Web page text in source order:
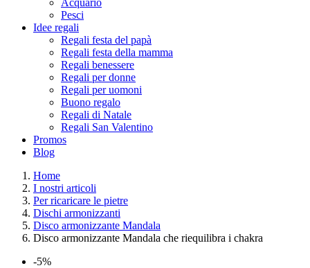
Acquario
Pesci
Idee regali
Regali festa del papà
Regali festa della mamma
Regali benessere
Regali per donne
Regali per uomoni
Buono regalo
Regali di Natale
Regali San Valentino
Promos
Blog
Home
I nostri articoli
Per ricaricare le pietre
Dischi armonizzanti
Disco armonizzante Mandala
Disco armonizzante Mandala che riequilibra i chakra
-5%